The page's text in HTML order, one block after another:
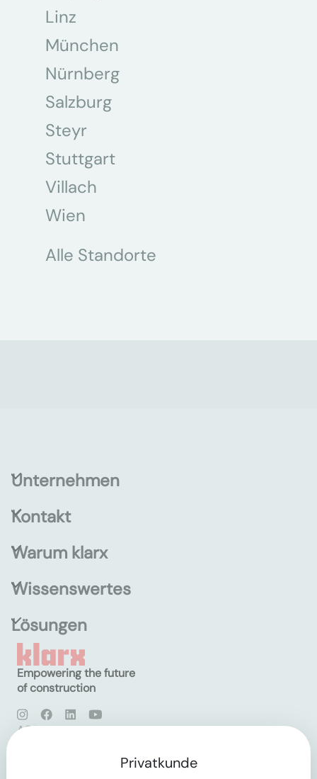
Linz
München
Nürnberg
Salzburg
Steyr
Stuttgart
Villach
Wien
Alle Standorte
Unternehmen
Kontakt
Warum klarx
Wissenswertes
Lösungen
Empowering the future
of construction
AGB
Privatkunde